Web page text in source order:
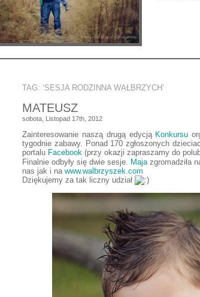
Profile Picture
TAG: ‘SESJA RODZINNA WAŁBRZYCH’
MATEUSZ
sobota, Listopad 17th, 2012
Zainteresowanie naszą drugą edycją Konkursu
tygodnie zabawy. Ponad 170 zgłoszonych
portalu Facebook (przy okazji zapraszamy do
Finalnie odbyły się dwie sesje. Majazgromadziła
nas jak i na www.walbrzyszek.com
Dziękujemy za tak liczny udział